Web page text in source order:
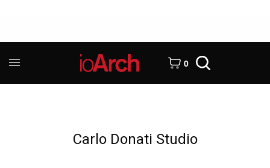
0
Carlo Donati Studio